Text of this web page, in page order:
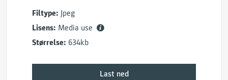
Filtype: Jpeg
Lisens: Media use
Størrelse: 634kb
Last ned